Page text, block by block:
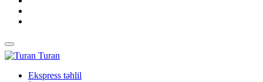
Turan
Ekspress təhlil